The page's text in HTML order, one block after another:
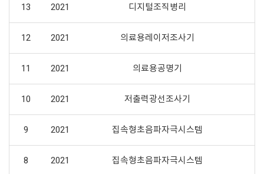
13 2021 디지털조직병리
12 2021 의료용레이저조사기
11 2021 의료용공명기
10 2021 저출력광선조사기
9 2021 집속형초음파자극시스템
8 2021 집속형초음파자극시스템